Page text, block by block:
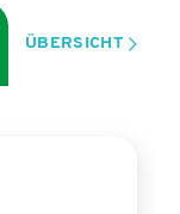
ÜBERSICHT